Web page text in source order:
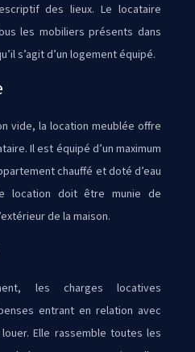
des lieux. Le locataire
les mobiliers présents dans
s’agit d’un logement équipé.
vide, la location meublée offre
Il est équipé d’un maximum
chauffé et doté d’eau
location doit être munie de
de la maison.
les charges locatives
entrant en relation avec
Elle rassemble toutes les